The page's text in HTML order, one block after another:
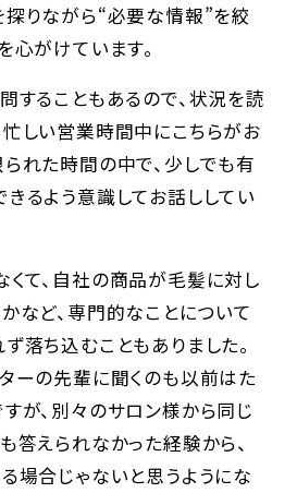
りながら“必要な情報”を絞
心がけています。
することもあるので、状況を読
しい営業時間中にこちらがお
れた時間の中で、少しでも有
るよう意識してお話ししてい
て、自社の商品が毛髪に対し
など、専門的なことについて
落ち込むこともありました。
ーの先輩に聞くのも以前はた
が、別々のサロン様から同じ
答えられなかった経験から、
場合じゃないと思うようにな